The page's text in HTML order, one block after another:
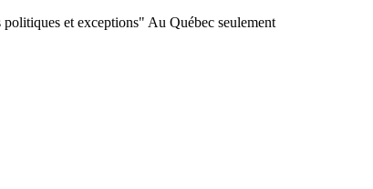
et exceptions" Au Québec seulement